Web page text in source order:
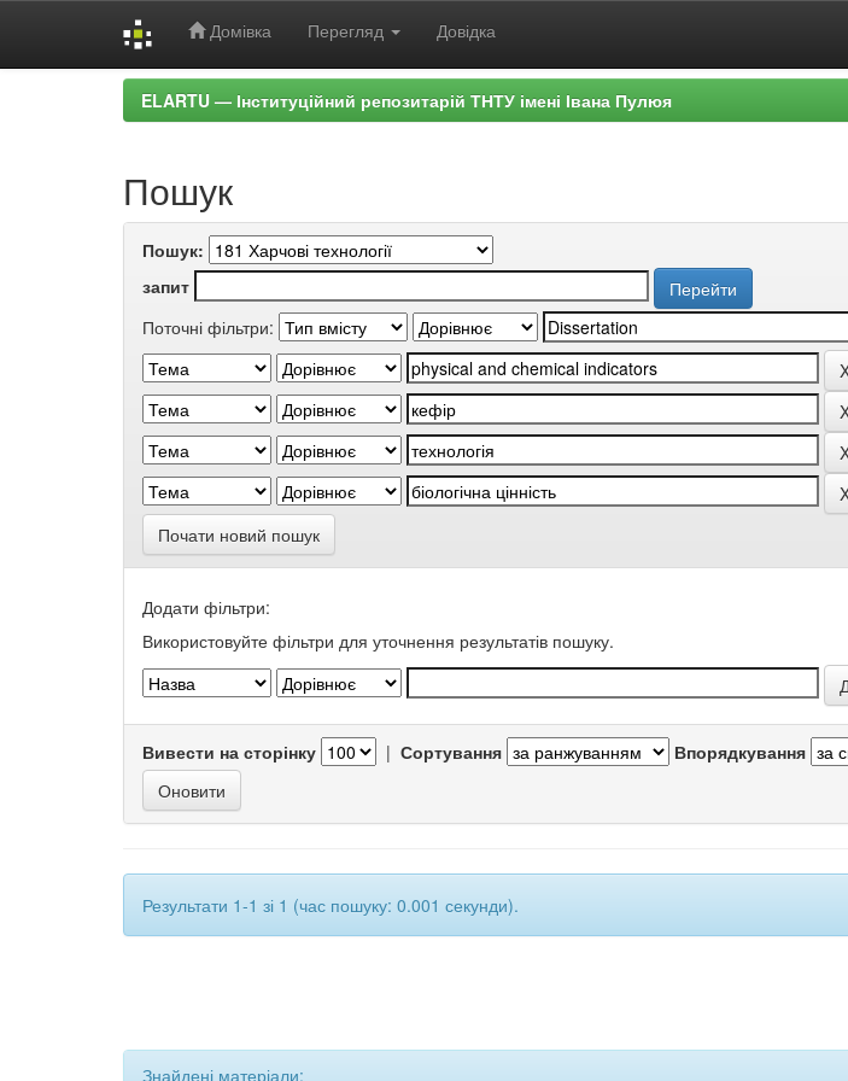
Домівка Перегляд Довідка
ELARTU — Інституційний репозитарій ТНТУ імені Івана Пулюя
Пошук
Пошук:
запит
Поточні фільтри:
Почати новий пошук
Додати фільтри:
Використовуйте фільтри для уточнення результатів пошуку.
Вивести на сторінку | Сортування Впорядкування
Результати 1-1 зі 1 (час пошуку: 0.001 секунди).
Знайдені матеріали: